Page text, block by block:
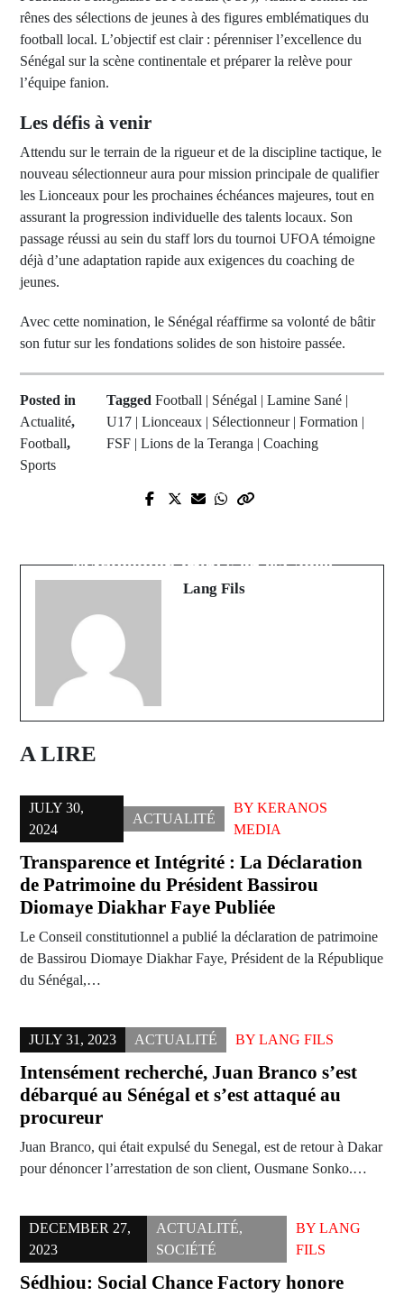
rênes des sélections de jeunes à des figures emblématiques du
football local. L’objectif est clair : pérenniser l’excellence du
Sénégal sur la scène continentale et préparer la relève pour
l’équipe fanion.
Les défis à venir
Attendu sur le terrain de la rigueur et de la discipline tactique, le
nouveau sélectionneur aura pour mission principale de qualifier
les Lionceaux pour les prochaines échéances majeures, tout en
assurant la progression individuelle des talents locaux. Son
passage réussi au sein du staff lors du tournoi UFOA témoigne
déjà d’une adaptation rapide aux exigences du coaching de
jeunes.
Avec cette nomination, le Sénégal réaffirme sa volonté de bâtir
son futur sur les fondations solides de son histoire passée.
Posted in
Actualité,
Football,
Sports
TaggedFootball | Sénégal | Lamine Sané |
U17 | Lionceaux | Sélectionneur | Formation |
FSF | Lions de la Teranga | Coaching
Prev Post
Gamou de Pakao Diareng
Mandioutou Diop s'en est allée
Lang Fils
A LIRE
JULY 30,
2024
ACTUALITÉ
BY KERANOS
MEDIA
Transparence et Intégrité : La Déclaration
de Patrimoine du Président Bassirou
Diomaye Diakhar Faye Publiée
Le Conseil constitutionnel a publié la déclaration de patrimoine
de Bassirou Diomaye Diakhar Faye, Président de la République
du Sénégal,…
JULY 31, 2023 ACTUALITÉ BY LANG FILS
Intensément recherché, Juan Branco s’est
débarqué au Sénégal et s’est attaqué au
procureur
Juan Branco, qui était expulsé du Senegal, est de retour à Dakar
pour dénoncer l’arrestation de son client, Ousmane Sonko.…
DECEMBER 27,
2023
ACTUALITÉ,
SOCIÉTÉ
BY LANG
FILS
Sédhiou: Social Chance Factory honore